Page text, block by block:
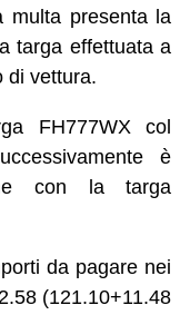
multa presenta la
targa effettuata a
di vettura.
FH777WX col
è
con la targa
da pagare nei
(121.10+11.48